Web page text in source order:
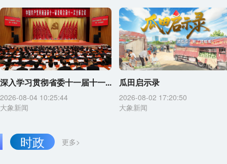
深入学习贯彻省委十一届十一...
2026-08-04 10:25:44
大象新闻
瓜田启示录
2026-08-02 17:20:50
大象新闻
更多>
时政